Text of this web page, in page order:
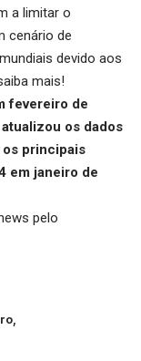
a limitar o
cenário de
devido aos
mais!
fevereiro de
os dados
principais
em janeiro de
pelo